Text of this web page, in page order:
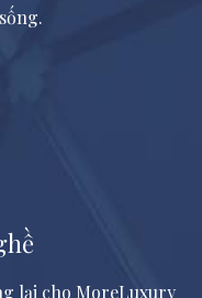
lại cho MoreLuxury